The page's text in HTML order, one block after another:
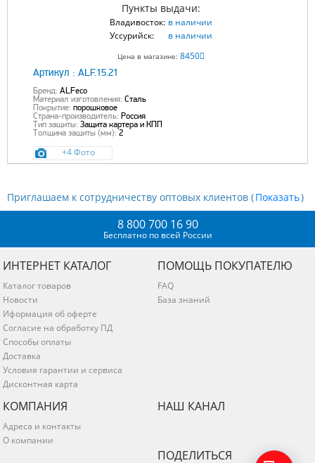
Пункты выдачи:
Владивосток: в наличии
Уссурийск:
в наличии
Цена в магазине: 8450
Артикул : ALF.15.21
Бренд: ALFeco
Материал изготовления: Сталь
Покрытие: порошковое
Страна-производитель: Россия
Тип защиты: Защита картера и КПП
Толщина защиты (мм): 2
+4 Фото
Приглашаем к сотрудничеству оптовых клиентов ( )
8 800 700 16 90
Бесплатно по всей России
ИНТЕРНЕТ КАТАЛОГ
Каталог товаров
Новости
Иформация об оферте
Согласие на обработку ПД
Способы оплаты
Доставка
Условия гарантии и сервиса
Дисконтная карта
ПОМОЩЬ ПОКУПАТЕЛЮ
FAQ
База знаний
КОМПАНИЯ
Адреса и контакты
О компании
НАШ КАНАЛ
ПОДЕЛИТЬСЯ